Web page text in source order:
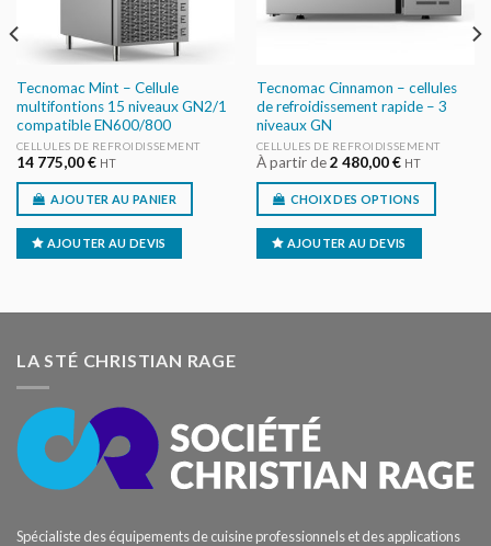
Tecnomac Mint – Cellule
multifontions 15 niveaux GN2/1
compatible EN600/800
CELLULES DE REFROIDISSEMENT
14 775,00€ HT
AJOUTER AU PANIER
AJOUTER AU DEVIS
Tecnomac Cinnamon – cellules
de refroidissement rapide – 3
niveaux GN
CELLULES DE REFROIDISSEMENT
À partir de2 480,00€ HT
CHOIX DES OPTIONS
AJOUTER AU DEVIS
LA STÉ CHRISTIAN RAGE
Spécialiste des équipements de cuisine professionnels et des applications